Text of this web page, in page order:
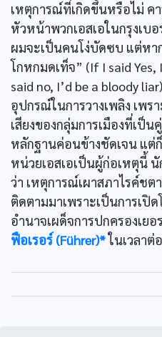
เหตุการณ์ที่เกิดขึ้นหรือไม่ ค
หัวหน้าพวกเอสเอในกรุงเบ
ผมจะเป็นคนโง่บัดซบ แต่ห
โกหกมดเท็จ” (If I said Yes,
said no, I’d be a bloody
อุปกรณ์ในการวางเพลิง เพ
เสียงของกลุ่มการเมืองที่เป็
หลักฐานค่อนข้างชัดเจน แต่
หน่วยเอสเอเป็นผู้ก่อเหตุนี้
ว่า เหตุการณ์เผาสภาไรค์ช
ติดตามมาเพราะเป็นการเปิ
อำนาจเผด็จการปกครองเย
ฟือเรอร์ (Führer)*ในเวลาต่